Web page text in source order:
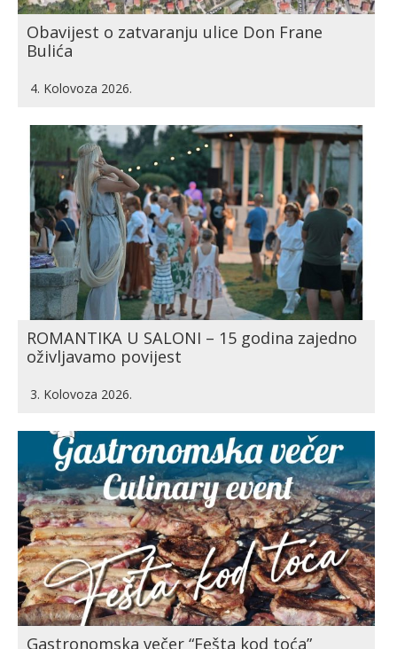
Obavijest o zatvaranju ulice Don Frane
Bulića
4. Kolovoza 2026.
ROMANTIKA U SALONI – 15 godina zajedno
oživljavamo povijest
3. Kolovoza 2026.
Gastronomska večer “Fešta kod toća”